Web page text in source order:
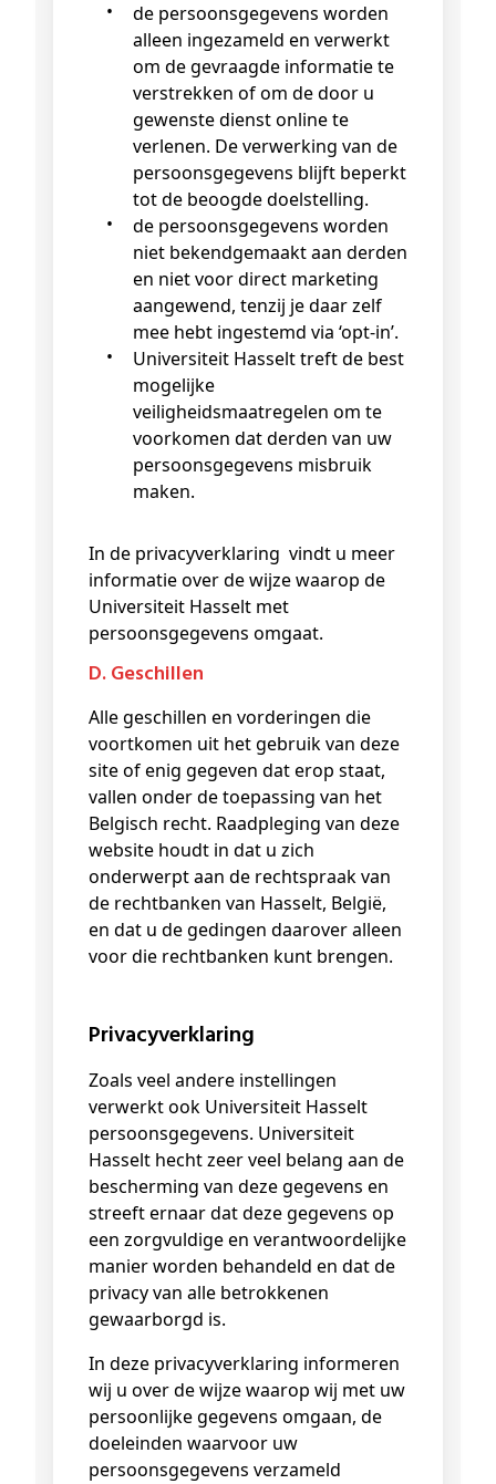
de persoonsgegevens worden
alleen ingezameld en verwerkt
om de gevraagde informatie te
verstrekken of om de door u
gewenste dienst online te
verlenen. De verwerking van de
persoonsgegevens blijft beperkt
tot de beoogde doelstelling.
de persoonsgegevens worden
niet bekendgemaakt aan derden
en niet voor direct marketing
aangewend, tenzij je daar zelf
mee hebt ingestemd via ‘opt-in’.
Universiteit Hasselt treft de best
mogelijke
veiligheidsmaatregelen om te
voorkomen dat derden van uw
persoonsgegevens misbruik
maken.
In de privacyverklaring vindt u meer
informatie over de wijze waarop de
Universiteit Hasselt met
persoonsgegevens omgaat.
d. Geschillen
Alle geschillen en vorderingen die
voortkomen uit het gebruik van deze
site of enig gegeven dat erop staat,
vallen onder de toepassing van het
Belgisch recht. Raadpleging van deze
website houdt in dat u zich
onderwerpt aan de rechtspraak van
de rechtbanken van Hasselt, België,
en dat u de gedingen daarover alleen
voor die rechtbanken kunt brengen.
Privacyverklaring
Zoals veel andere instellingen
verwerkt ook Universiteit Hasselt
persoonsgegevens. Universiteit
Hasselt hecht zeer veel belang aan de
bescherming van deze gegevens en
streeft ernaar dat deze gegevens op
een zorgvuldige en verantwoordelijke
manier worden behandeld en dat de
privacy van alle betrokkenen
gewaarborgd is.
In deze privacyverklaring informeren
wij u over de wijze waarop wij met uw
persoonlijke gegevens omgaan, de
doeleinden waarvoor uw
persoonsgegevens verzameld